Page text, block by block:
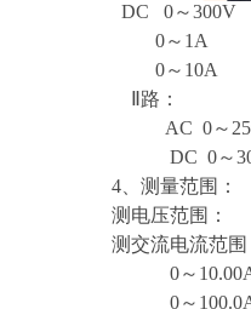
DC 0～300V
0～1A
0～10A （
Ⅱ路：
AC 0～
DC 0～
4、测量范围：
测电压范围：
测交流电流范围
0～
0～